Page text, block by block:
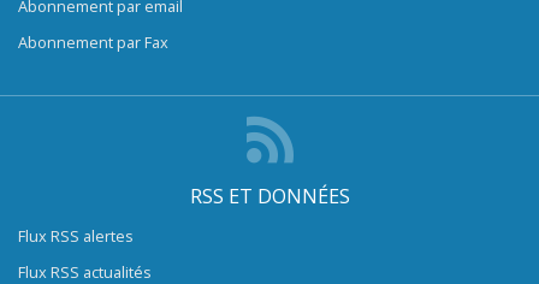
Abonnement par email
Abonnement par Fax
RSS ET DONNÉES
Flux RSS alertes
Flux RSS actualités